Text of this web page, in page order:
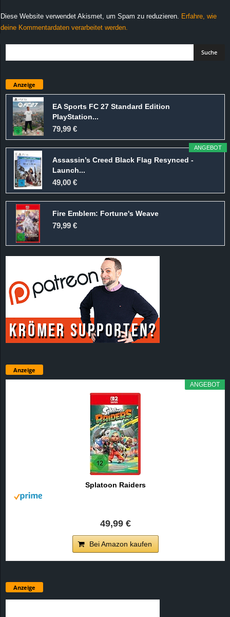
Diese Website verwendet Akismet, um Spam zu reduzieren. Erfahre, wie
deine Kommentardaten verarbeitet werden.
Anzeige
EA Sports FC 27 Standard Edition
PlayStation...
79,99 €
ANGEBOT
Assassin’s Creed Black Flag Resynced -
Launch...
49,00 €
Fire Emblem: Fortune's Weave
79,99 €
Anzeige
ANGEBOT
Splatoon Raiders
49,99 €
Bei Amazon kaufen
Anzeige